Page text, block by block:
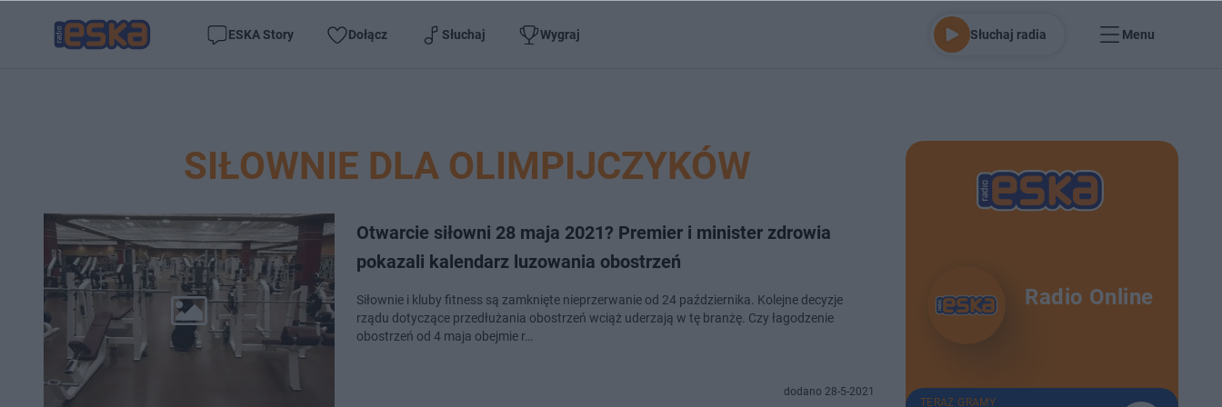
ESKA Story Dołącz Słuchaj Wygraj Słuchaj radia Menu
SIŁOWNIE DLA OLIMPIJCZYKÓW
Otwarcie siłowni 28 maja 2021? Premier i minister zdrowia
pokazali kalendarz luzowania obostrzeń
Siłownie i kluby fitness są zamknięte nieprzerwanie od 24 października. Kolejne decyzje
rządu dotyczące przedłużania obostrzeń wciąż uderzają w tę branżę. Czy łagodzenie
obostrzeń od 4 maja obejmie r…
dodano 28-5-2021
Radio Online
TERAZ GRAMY